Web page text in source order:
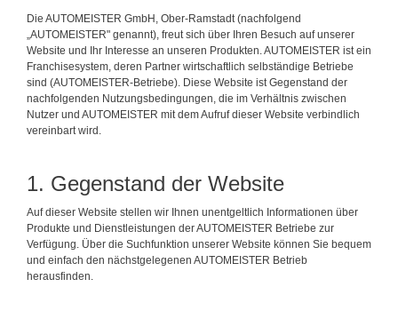
Die AUTOMEISTER GmbH, Ober-Ramstadt (nachfolgend
„AUTOMEISTER" genannt), freut sich über Ihren Besuch auf unserer
Website und Ihr Interesse an unseren Produkten. AUTOMEISTER ist ein
Franchisesystem, deren Partner wirtschaftlich selbständige Betriebe
sind (AUTOMEISTER-Betriebe). Diese Website ist Gegenstand der
nachfolgenden Nutzungsbedingungen, die im Verhältnis zwischen
Nutzer und AUTOMEISTER mit dem Aufruf dieser Website verbindlich
vereinbart wird.
1. Gegenstand der Website
Auf dieser Website stellen wir Ihnen unentgeltlich Informationen über
Produkte und Dienstleistungen der AUTOMEISTER Betriebe zur
Verfügung. Über die Suchfunktion unserer Website können Sie bequem
und einfach den nächstgelegenen AUTOMEISTER Betrieb
herausfinden.